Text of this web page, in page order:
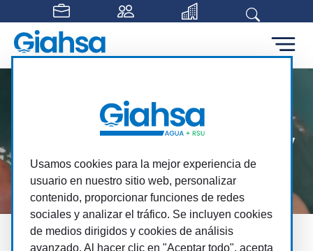
Saltar al contenido principal
Giahsa, el ciclo integral del agua y
los residuos
A tu servicio, para tu bienestar
Toda Giahsa a un clic
Usamos cookies para la mejor experiencia de
usuario en nuestro sitio web, personalizar
contenido, proporcionar funciones de redes
sociales y analizar el tráfico. Se incluyen cookies
de medios dirigidos y cookies de análisis
avanzado. Al hacer clic en "Aceptar todo", acepta